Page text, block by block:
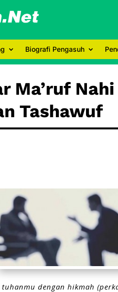
Biografi Pengasuh
Ma’ruf
Tashawuf
dengan hikmah